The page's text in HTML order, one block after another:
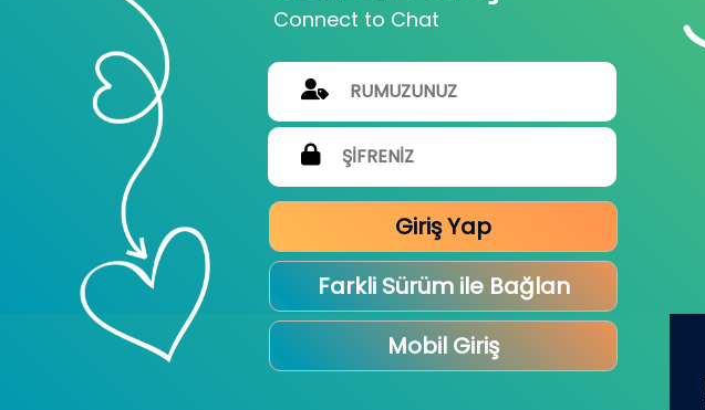
Connect to Chat
Giriş Yap
Farkli Sürüm ile Bağlan
Mobil Giriş